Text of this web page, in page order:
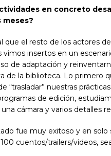
en concreto
meses?
que el resto de los actores
vimos insertos en un
de adaptación y
de la biblioteca. Lo primero
“trasladar” nuestras
de edición,
una cámara y varios detalles
fue muy exitoso y en
cuentos/trailers/videos,